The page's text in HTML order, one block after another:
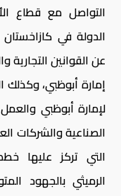
التواصل مع قطاع
الدولة في
عن القوانين
إمارة أبوظبي، وكذلك
لإمارة أبوظبي
الصناعية والشركات
التي تركز عليها
الرميثي بالجهود